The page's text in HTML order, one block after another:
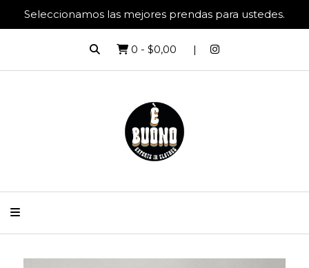
Seleccionamos las mejores prendas para ustedes.
0 - $0,00